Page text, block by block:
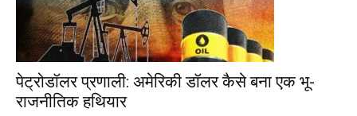
पेट्रोडॉलर प्रणाली: अमेरिकी डॉलर कैसे बना एक भू-
राजनीतिक हथियार